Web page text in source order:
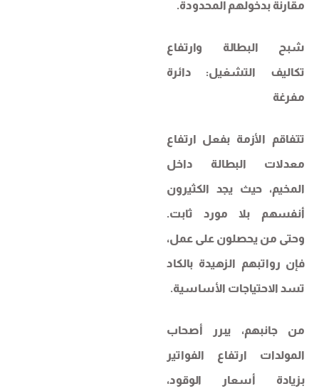
مقارنة بدخولهم المحدودة.
شبح البطالة وارتفاع
تكاليف التشغيل: دائرة
مفرغة
تتفاقم الأزمة بفعل ارتفاع
معدلات البطالة داخل
المخيم، حيث يجد الكثيرون
أنفسهم بلا مورد ثابت.
وحتى من يحصلون على عمل،
فإن رواتبهم الزهيدة بالكاد
تسد الاحتياجات الأساسية.
من جانبهم، يبرر أصحاب
المولدات ارتفاع الفواتير
بزيادة أسعار الوقود،